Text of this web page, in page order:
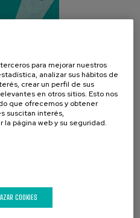
para mejorar nuestros
analizar sus hábitos de
crear un perfil de sus
en otros sitios. Esto nos
que ofrecemos y obtener
suscitan interés,
página web y su seguridad.
COOKIES